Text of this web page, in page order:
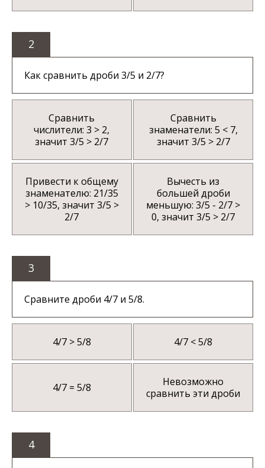
2
Как сравнить дроби 3/5 и 2/7?
Сравнить
числители: 3 > 2,
значит 3/5 > 2/7
Сравнить
знаменатели: 5 < 7,
значит 3/5 > 2/7
Привести к общему
знаменателю: 21/35
> 10/35, значит 3/5 >
2/7
Вычесть из
большей дроби
меньшую: 3/5 - 2/7 >
0, значит 3/5 > 2/7
3
Сравните дроби 4/7 и 5/8.
4/7 > 5/8 4/7 < 5/8
4/7 = 5/8
Невозможно
сравнить эти дроби
4